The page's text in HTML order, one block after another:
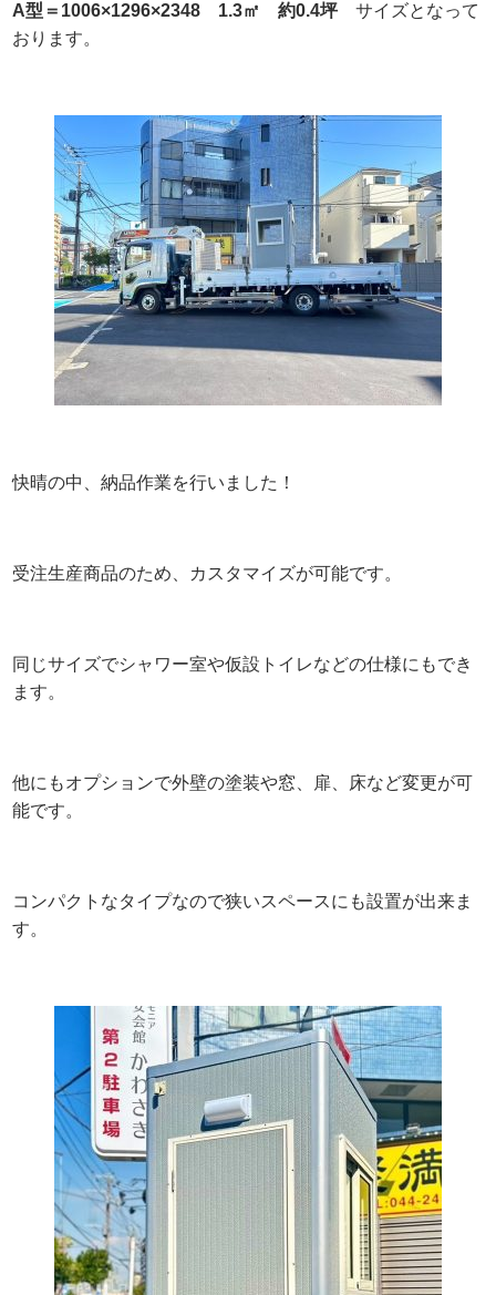
A型＝1006×1296×2348 1.3㎡ 約0.4坪サイズとなって
おります。
快晴の中、納品作業を行いました！
受注生産商品のため、カスタマイズが可能です。
同じサイズでシャワー室や仮設トイレなどの仕様にもでき
ます。
他にもオプションで外壁の塗装や窓、扉、床など変更が可
能です。
コンパクトなタイプなので狭いスペースにも設置が出来ま
す。